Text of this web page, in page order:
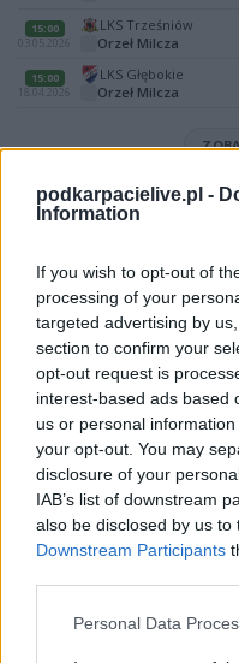
podkarpacielive.pl -
Information
If you wish to opt-out of
processing of your
targeted advertising by
section to confirm your
opt-out request is
interest-based ads based
us or personal
your opt-out. You may
disclosure of your
IAB’s list of downstream
also be disclosed by us to
Downstream Participants
Please note that this
Personal Data
15:00
03.05.2026
LKS Trześniów
Orzeł Milcza
15:00
18.04.2026
LKS Głębokie
Orzeł Milcza
Mecz JKS Jasionów - Orzeł
Spotkanie pomiędzy
Na stronie
bramek, kartki, składy,
spotkania. To kompletne
lokalnej piłki nożnej. Jeżeli
pracujemy nad tym żeby je
Wynik meczu JKS Jasionów
Po zakończeniu spotkania
spotkania, a także dane
Pełny harmonogram
gr. III - terminarz
Informacje o składach i
W miarę dostępności
aktualizujemy zależnie od